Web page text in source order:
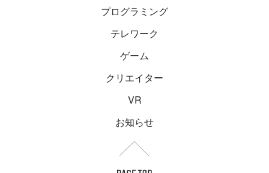
プログラミング
テレワーク
ゲーム
クリエイター
VR
お知らせ